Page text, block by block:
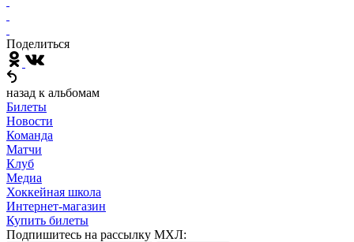
Поделиться
назад к альбомам
Билеты
Новости
Команда
Матчи
Клуб
Медиа
Хоккейная школа
Интернет-магазин
Купить билеты
Подпишитесь на рассылку МХЛ: